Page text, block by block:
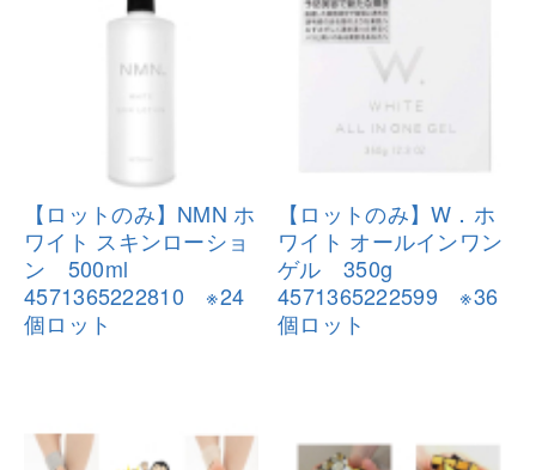
【ロットのみ】NMN ホ
ワイト スキンローショ
ン 500ml
4571365222810 ※24
個ロット
【ロットのみ】W．ホ
ワイト オールインワン
ゲル 350g
4571365222599 ※36
個ロット